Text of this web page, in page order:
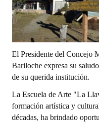
Carta Orgánica 2007
Reglamento Interno
Digesto
Organigrama
DOCUMENTOS
Informes de Gestión
El Presidente del Concejo
Bariloche expresa su
de su querida institución.
La Escuela de Arte "La
formación artística y
décadas, ha brindado